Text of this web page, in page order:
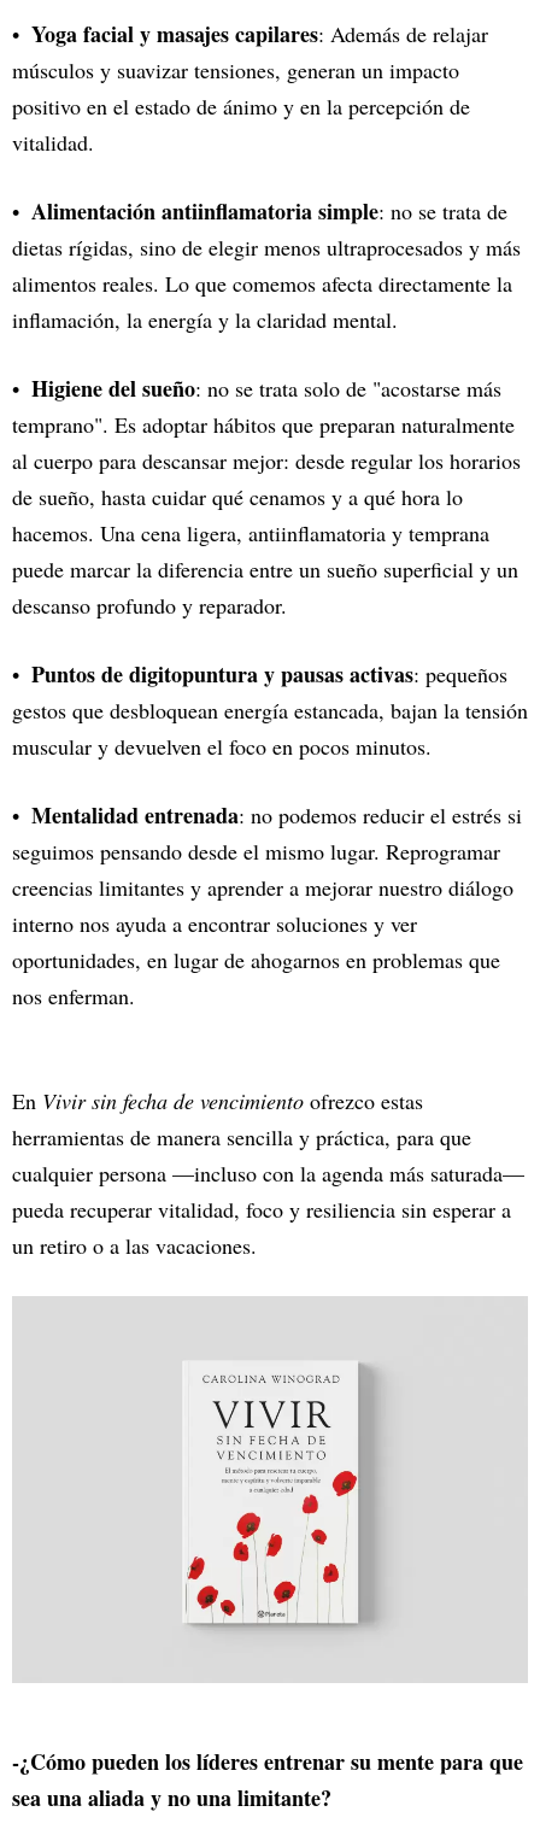
Yoga facial y masajes capilares: Además de relajar
músculos y suavizar tensiones, generan un impacto
positivo en el estado de ánimo y en la percepción de
vitalidad.
Alimentación antiinflamatoria simple: no se trata de
dietas rígidas, sino de elegir menos ultraprocesados y más
alimentos reales. Lo que comemos afecta directamente la
inflamación, la energía y la claridad mental.
Higiene del sueño: no se trata solo de "acostarse más
temprano". Es adoptar hábitos que preparan naturalmente
al cuerpo para descansar mejor: desde regular los horarios
de sueño, hasta cuidar qué cenamos y a qué hora lo
hacemos. Una cena ligera, antiinflamatoria y temprana
puede marcar la diferencia entre un sueño superficial y un
descanso profundo y reparador.
Puntos de digitopuntura y pausas activas: pequeños
gestos que desbloquean energía estancada, bajan la tensión
muscular y devuelven el foco en pocos minutos.
Mentalidad entrenada: no podemos reducir el estrés si
seguimos pensando desde el mismo lugar. Reprogramar
creencias limitantes y aprender a mejorar nuestro diálogo
interno nos ayuda a encontrar soluciones y ver
oportunidades, en lugar de ahogarnos en problemas que
nos enferman.
En Vivir sin fecha de vencimiento ofrezco estas
herramientas de manera sencilla y práctica, para que
cualquier persona —incluso con la agenda más saturada—
pueda recuperar vitalidad, foco y resiliencia sin esperar a
un retiro o a las vacaciones.
-¿Cómo pueden los líderes entrenar su mente para que
sea una aliada y no una limitante?